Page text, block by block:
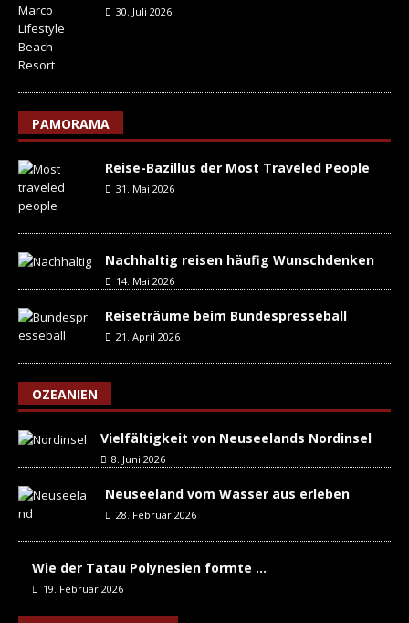
30. Juli 2026
PAMORAMA
Reise-Bazillus der Most Traveled People
31. Mai 2026
Nachhaltig reisen häufig Wunschdenken
14. Mai 2026
Reiseträume beim Bundespresseball
21. April 2026
OZEANIEN
Vielfältigkeit von Neuseelands Nordinsel
8. Juni 2026
Neuseeland vom Wasser aus erleben
28. Februar 2026
Wie der Tatau Polynesien formte …
19. Februar 2026